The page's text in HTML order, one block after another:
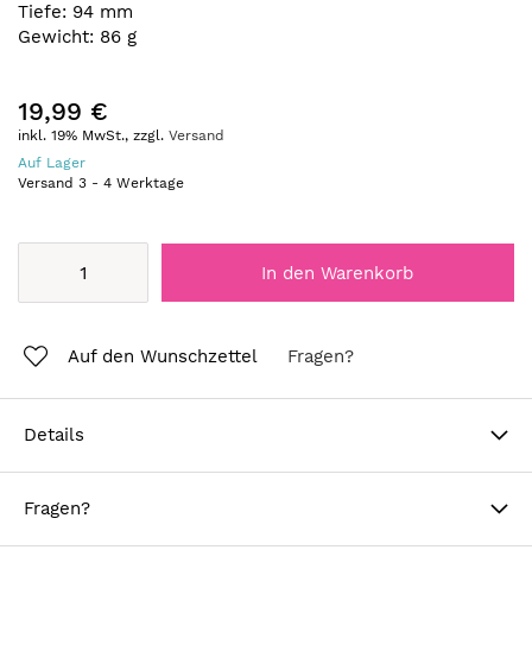
Tiefe: 94 mm
Gewicht: 86 g
19,99 €
inkl. 19% MwSt., zzgl. Versand
Auf Lager
Versand 3 - 4 Werktage
In den Warenkorb
Auf den Wunschzettel Fragen?
Details
Fragen?